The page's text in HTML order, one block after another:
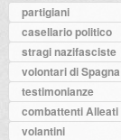
partigiani
casellario politico
stragi nazifasciste
volontari di Spagna
testimonianze
combattenti Alleati
volantini